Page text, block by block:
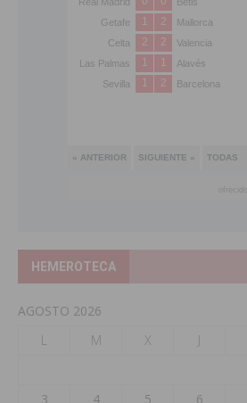
HEMEROTECA
AGOSTO 2026
L
M X J
3
4 5 6